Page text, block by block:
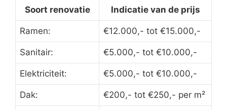
Soort renovatie Indicatie van de prijs
Ramen: €12.000,- tot €15.000,-
Sanitair: €5.000,- tot €10.000,-
Elektriciteit: €5.000,- tot €10.000,-
Dak: €200,- tot €250,- per m²